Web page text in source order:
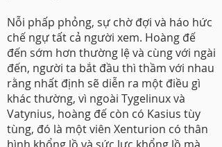
Nỗi phấp phỏng, sự chờ đợi và háo hức
chế ngự tất cả người xem. Hoàng đế
đến sớm hơn thường lệ và cùng với ngài
đến, người ta bắt đầu thì thầm với nhau
rằng nhất định sẽ diễn ra một điều gì
khác thường, vì ngoài Tygelinux và
Vatynius, hoàng đế còn có Kasius tùy
tùng, đó là một viên Xenturion có thân